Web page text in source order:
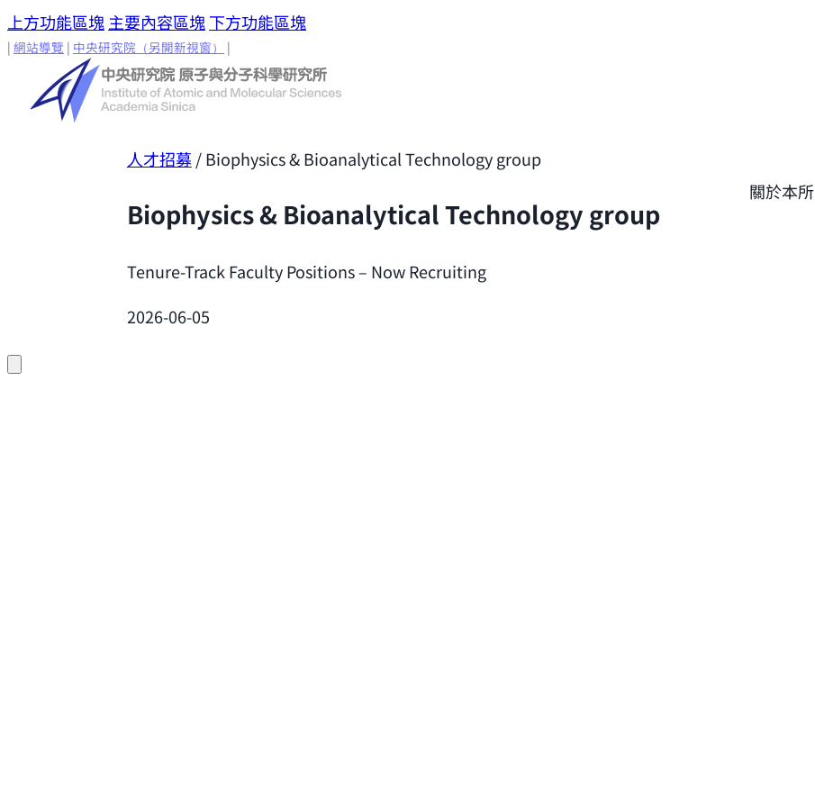
上方功能區塊 主要內容區塊 下方功能區塊
| 網站導覽 | 中央研究院 （另開新視窗） |
關於本所
人才招募 / Biophysics & Bioanalytical Technology group
Biophysics & Bioanalytical Technology group
Tenure-Track Faculty Positions – Now Recruiting
2026-06-05